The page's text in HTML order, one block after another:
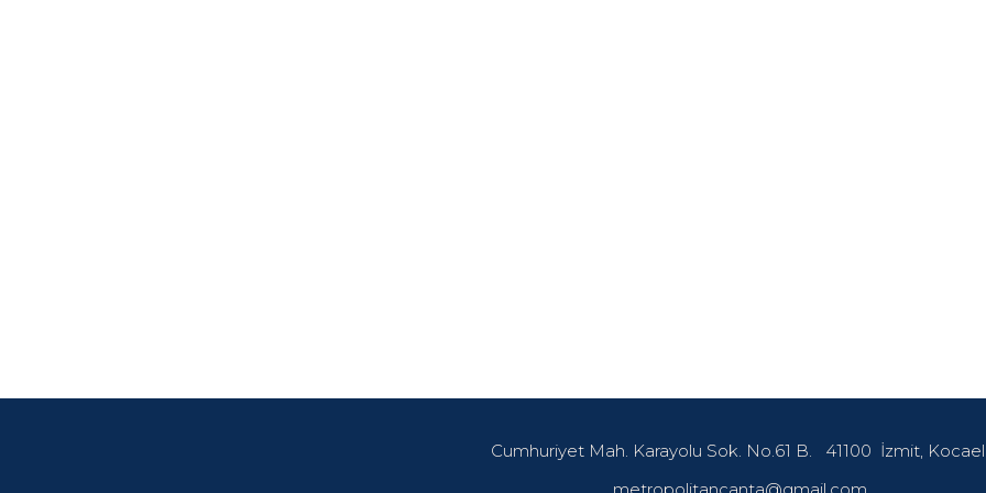
Cumhuriyet Mah. Karayolu Sok. No.61 B. 41100 İzmit,
metropolitancanta@gmail.com